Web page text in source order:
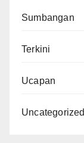
Sumbangan
Terkini
Ucapan
Uncategorized